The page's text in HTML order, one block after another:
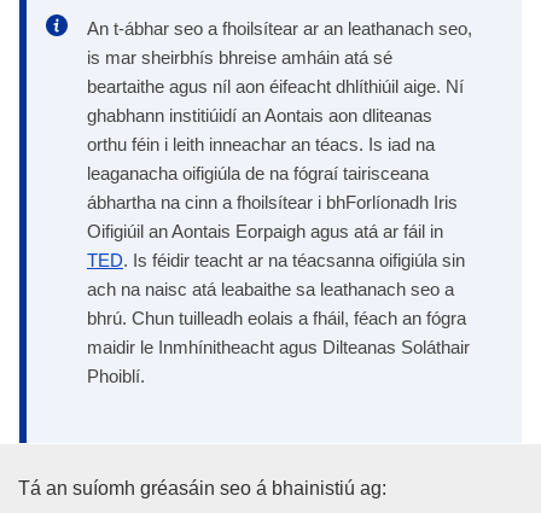
An t-ábhar seo a fhoilsítear ar an leathanach seo,
is mar sheirbhís bhreise amháin atá sé
beartaithe agus níl aon éifeacht dhlíthiúil aige. Ní
ghabhann institiúidí an Aontais aon dliteanas
orthu féin i leith inneachar an téacs. Is iad na
leaganacha oifigiúla de na fógraí tairisceana
ábhartha na cinn a fhoilsítear i bhForlíonadh Iris
Oifigiúil an Aontais Eorpaigh agus atá ar fáil in
TED. Is féidir teacht ar na téacsanna oifigiúla sin
ach na naisc atá leabaithe sa leathanach seo a
bhrú. Chun tuilleadh eolais a fháil, féach an fógra
maidir le Inmhínitheacht agus Dilteanas Soláthair
Phoiblí.
Oifig Foilseachán an Aontais
Tá an suíomh gréasáin seo á bhainistiú ag: